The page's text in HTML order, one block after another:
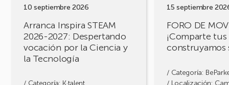
10 septiembre 2026
Arranca Inspira STEAM
2026-2027: Despertando
vocación por la Ciencia y
la Tecnología
/ Categoría: K·talent
Ciencia
Tecnología
15 septiembre
FORO DE
¡Comparte
construyamos
/ Categoría:
/ Localización:
soluciones!